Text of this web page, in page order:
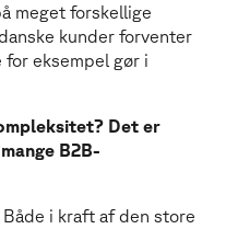
meget forskellige
kunder forventer
for eksempel gør i
Det er
B2B-
i kraft af den store